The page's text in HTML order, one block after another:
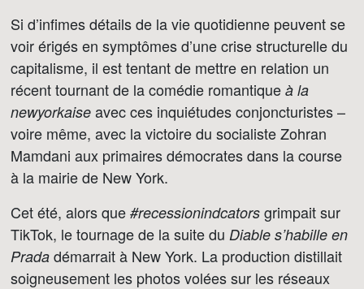
Si d’infimes détails de la vie quotidienne peuvent se
voir érigés en symptômes d’une crise structurelle du
capitalisme, il est tentant de mettre en relation un
récent tournant de la comédie romantique à la
newyorkaise avec ces inquiétudes conjoncturistes –
voire même, avec la victoire du socialiste Zohran
Mamdani aux primaires démocrates dans la course
à la mairie de New York.
Cet été, alors que #recessionindcators grimpait sur
TikTok, le tournage de la suite du Diable s’habille en
Prada démarrait à New York. La production distillait
soigneusement les photos volées sur les réseaux